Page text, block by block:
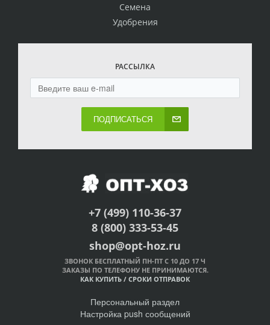
Семена
Удобрения
РАССЫЛКА
ПОДПИСАТЬСЯ
+7 (499) 110-36-37
8 (800) 333-53-45
shop@opt-hoz.ru
ЗВОНОК БЕСПЛАТНЫЙ ПН-ПТ С 10 ДО 17 Ч
ЗАКАЗЫ ПО ТЕЛЕФОНУ НЕ ПРИНИМАЮТСЯ.
КАК КУПИТЬ / СРОКИ ОТПРАВОК
Персональный раздел
Настройка push сообщений